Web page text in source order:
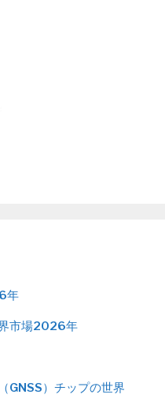
年
市場2026年
GNSS）チップの世界